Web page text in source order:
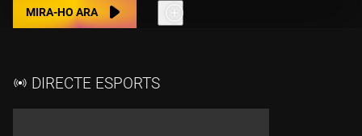
MIRA-HO ARA
DIRECTE ESPORTS